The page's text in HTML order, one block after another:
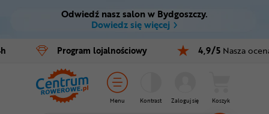
Ctrl M
Menu główne
Informacje o produkcie
Odwiedź nasz salon w Bydgoszczy.
Dowiedz się więcej
Program lojalnościowy 4,9/5 Nasza
Menu Kontrast Zaloguj się Koszyk
Rowery
E-bike
Części